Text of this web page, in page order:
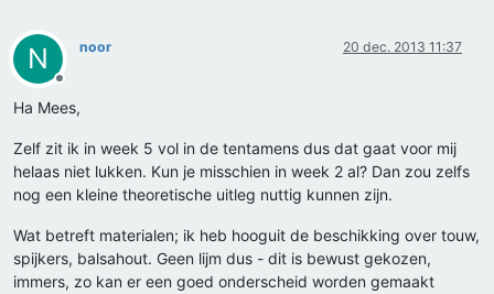
N
Offline
noor 20 dec. 2013 11:37
Ha Mees,
Zelf zit ik in week 5 vol in de tentamens dus dat gaat voor mij
helaas niet lukken. Kun je misschien in week 2 al? Dan zou zelfs
nog een kleine theoretische uitleg nuttig kunnen zijn.
Wat betreft materialen; ik heb hooguit de beschikking over touw,
spijkers, balsahout. Geen lijm dus - dit is bewust gekozen,
immers, zo kan er een goed onderscheid worden gemaakt